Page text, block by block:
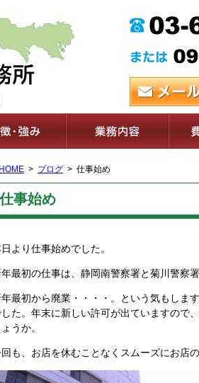
HOME ブログ 仕事始め
仕事始め
より仕事始めでした。
年最初の仕事は、静岡南警察署と菊川警察
年最初から廃業・・・・。という気もしま
した。年末に新しい許可が出ていますので
ょうか。
も、お店を休むことなくスムーズにお店